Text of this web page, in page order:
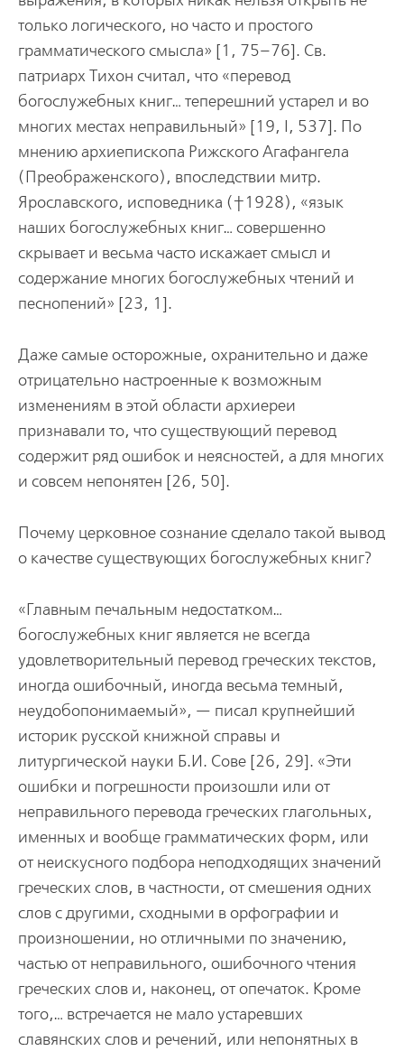
только логического, но часто и простого
грамматического смысла» [1, 75–76]. Св.
патриарх Тихон считал, что «перевод
богослужебных книг… теперешний устарел и во
многих местах неправильный» [19, I, 537]. По
мнению архиепископа Рижского Агафангела
(Преображенского), впоследствии митр.
Ярославского, исповедника (†1928), «язык
наших богослужебных книг… совершенно
скрывает и весьма часто искажает смысл и
содержание многих богослужебных чтений и
песнопений» [23, 1].
Даже самые осторожные, охранительно и даже
отрицательно настроенные к возможным
изменениям в этой области архиереи
признавали то, что существующий перевод
содержит ряд ошибок и неясностей, а для многих
и совсем непонятен [26, 50].
Почему церковное сознание сделало такой вывод
о качестве существующих богослужебных книг?
«Главным печальным недостатком…
богослужебных книг является не всегда
удовлетворительный перевод греческих текстов,
иногда ошибочный, иногда весьма темный,
неудобопонимаемый», — писал крупнейший
историк русской книжной справы и
литургической науки Б.И. Сове [26, 29]. «Эти
ошибки и погрешности произошли или от
неправильного перевода греческих глагольных,
именных и вообще грамматических форм, или
от неискусного подбора неподходящих значений
греческих слов, в частности, от смешения одних
слов с другими, сходными в орфографии и
произношении, но отличными по значению,
частью от неправильного, ошибочного чтения
греческих слов и, наконец, от опечаток. Кроме
того,… встречается не мало устаревших
славянских слов и речений, или непонятных в